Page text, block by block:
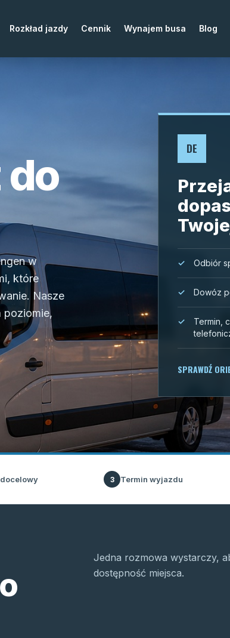
Rozkład jazdy Cennik Wynajem busa Blog
w
które
Nasze
poziomie,
DE
Odbiór
Dowóz
Termin,
SPRAWDŹ
3 Termin wyjazdu
Jedna rozmowa wystarczy,
dostępność miejsca.